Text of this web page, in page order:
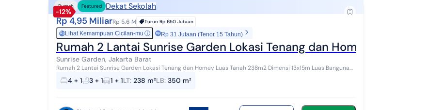
-12%
Rumah Featured Dekat Sekolah
Rp 4,95 MiliarRp 5.6 M Turun Rp 650 Jutaan
RpLihat Kemampuan Cicilan-mu ⓘ Rp 31 Jutaan (Tenor 15 Tahun)
Rumah 2 Lantai Sunrise Garden Lokasi Tenang dan Homey - LT 238M2
Sunrise Garden, Jakarta Barat
Rumah 2 Lantai Sunrise Garden Lokasi Tenang dan Homey Luas Tanah 238m2 Dimensi 13x15m Luas Bangunan
4 + 1 3 + 1 1 + 1LT: 238 m²LB: 350 m²